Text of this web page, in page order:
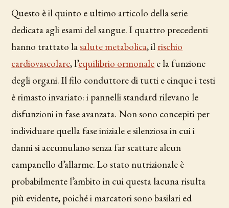
Questo è il quinto e ultimo articolo della serie
dedicata agli esami del sangue. I quattro precedenti
hanno trattato lasalute metabolica, il rischio
cardiovascolare, l’equilibrio ormonale e la funzione
degli organi. Il filo conduttore di tutti e cinque i testi
è rimasto invariato: i pannelli standard rilevano le
disfunzioni in fase avanzata. Non sono concepiti per
individuare quella fase iniziale e silenziosa in cui i
danni si accumulano senza far scattare alcun
campanello d’allarme. Lo stato nutrizionale è
probabilmente l’ambito in cui questa lacuna risulta
più evidente, poiché i marcatori sono basilari ed